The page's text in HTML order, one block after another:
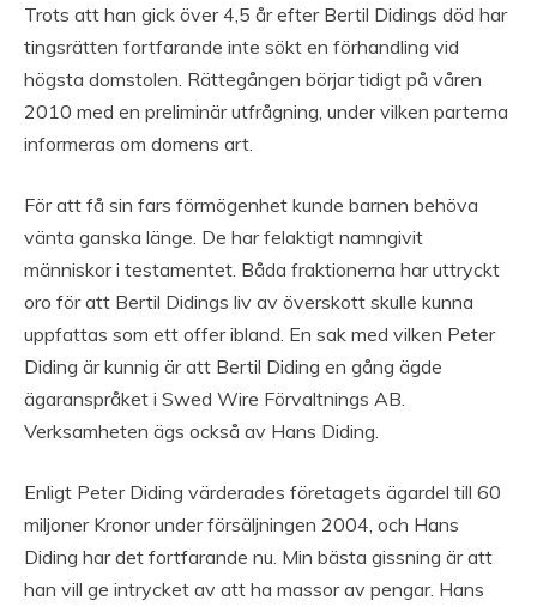
Trots att han gick över 4,5 år efter Bertil Didings död har
tingsrätten fortfarande inte sökt en förhandling vid
högsta domstolen. Rättegången börjar tidigt på våren
2010 med en preliminär utfrågning, under vilken parterna
informeras om domens art.
För att få sin fars förmögenhet kunde barnen behöva
vänta ganska länge. De har felaktigt namngivit
människor i testamentet. Båda fraktionerna har uttryckt
oro för att Bertil Didings liv av överskott skulle kunna
uppfattas som ett offer ibland. En sak med vilken Peter
Diding är kunnig är att Bertil Diding en gång ägde
ägaranspråket i Swed Wire Förvaltnings AB.
Verksamheten ägs också av Hans Diding.
Enligt Peter Diding värderades företagets ägardel till 60
miljoner Kronor under försäljningen 2004, och Hans
Diding har det fortfarande nu. Min bästa gissning är att
han vill ge intrycket av att ha massor av pengar. Hans